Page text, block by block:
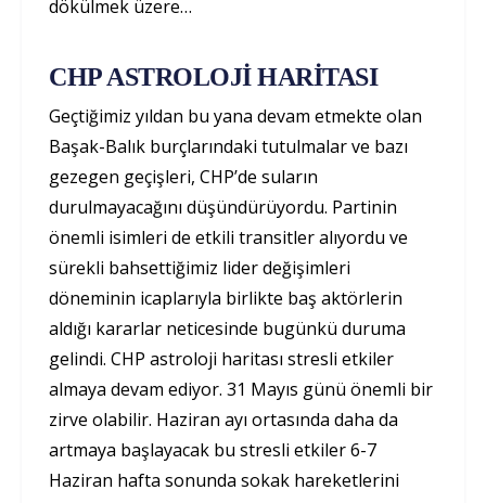
dökülmek üzere…
CHP ASTROLOJİ HARİTASI
Geçtiğimiz yıldan bu yana devam etmekte olan
Başak-Balık burçlarındaki tutulmalar ve bazı
gezegen geçişleri, CHP’de suların
durulmayacağını düşündürüyordu. Partinin
önemli isimleri de etkili transitler alıyordu ve
sürekli bahsettiğimiz lider değişimleri
döneminin icaplarıyla birlikte baş aktörlerin
aldığı kararlar neticesinde bugünkü duruma
gelindi. CHP astroloji haritası stresli etkiler
almaya devam ediyor. 31 Mayıs günü önemli bir
zirve olabilir. Haziran ayı ortasında daha da
artmaya başlayacak bu stresli etkiler 6-7
Haziran hafta sonunda sokak hareketlerini